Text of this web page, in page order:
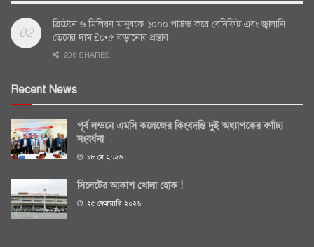
ব্রিটেনে ৬ মিলিয়ন মানুষকে ১০০০ পাউন্ড করে বেনিফিট এবং জ্বালানি
তেলের দাম £০•৫ বাড়ানোর প্রস্তাব
206 SHARES
Recent News
পূর্ব লন্ডনে এমসি কলেজের কিংবদন্তি দুই অধ্যাপকের বর্ণাঢ্য
সংবর্ধনা
১৮ মে ২০২৬
সিলেটের আকাশ খোলা হোক !
২৫ ফেব্রুয়ারি ২০২৬